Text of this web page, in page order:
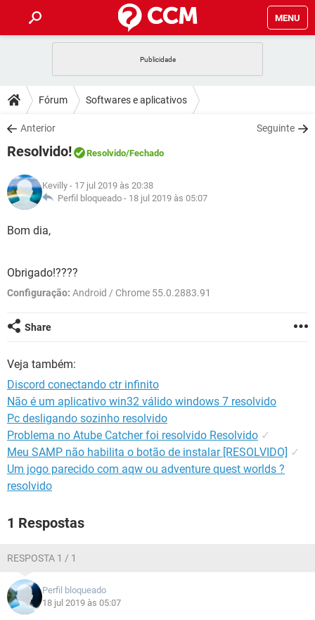
MENU
CELULAR FACEBOOK
OUTLOOK
INSTAGRAM
GUIA DE COMPRAS
DICAS
JOGOS WHATSAPP
INSTAGRAM
GUIA DE COMPRAS
DOWNLOADS
JOGOS
CELULAR
OUTLOOK EXCEL
INSTAGRAM
JOGOS
CELULAR
OUTLOOK
GLOSSÁRIO
JOGOS
OUTLOOK
INSTAGRAM GMAIL
GUIA DE COMPRAS
Fórum Softwares e aplicativos
Anterior Seguinte
Resolvido! Resolvido/Fechado
Kevilly - 17 jul 2019 às 20:38
Perfil bloqueado - 18 jul 2019 às 05:07
Bom dia,
Obrigado!????
Configuração: Android / Chrome 55.0.2883.91
Share
Veja também:
Discord conectando ctr infinito
Não é um aplicativo win32 válido windows 7 resolvido
Pc desligando sozinho resolvido
Problema no Atube Catcher foi resolvido Resolvido ✓
Meu SAMP não habilita o botão de instalar [RESOLVIDO] ✓
Um jogo parecido com aqw ou adventure quest worlds ?
resolvido
1 Respostas
RESPOSTA 1 / 1
Perfil bloqueado
18 jul 2019 às 05:07